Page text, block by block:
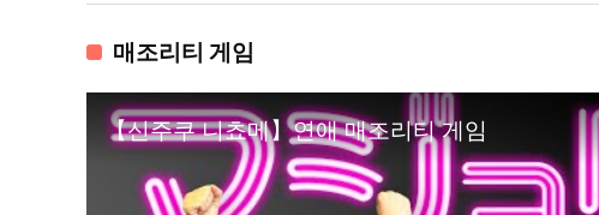
매조리티 게임
【신주쿠 니쵸메】연애 매조리티 게임